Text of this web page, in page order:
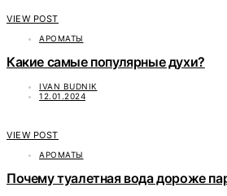
VIEW POST
АРОМАТЫ
Какие самые популярные духи?
IVAN BUDNIK
12.01.2024
VIEW POST
АРОМАТЫ
Почему туалетная вода дороже